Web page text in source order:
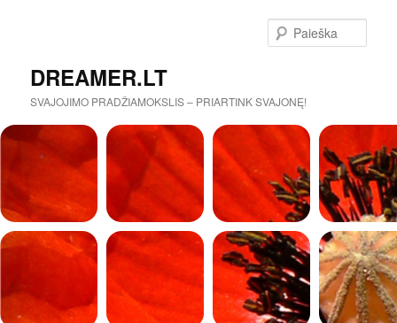
DREAMER.LT
SVAJOJIMO PRADŽIAMOKSLIS – PRIARTINK SVAJONĘ!